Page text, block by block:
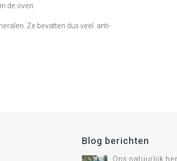
de oven.
Ze bevatten dus veel anti-
Blog berichten